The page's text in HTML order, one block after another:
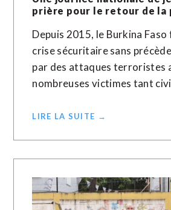
prière pour le retour de la
Depuis 2015, le Burkina
crise sécuritaire sans
par des attaques terroristes
nombreuses victimes tant
LIRE LA SUITE →